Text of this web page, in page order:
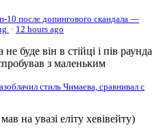
10 после допингового скандала —
· 12 hours ago
не буде він в стійці і пів раунда
з маленьким
стиль Чимаева, сравнивал с
на увазі еліту хевівейту)